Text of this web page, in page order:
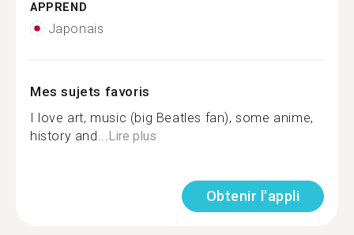
APPREND
Japonais
Mes sujets favoris
I love art, music (big Beatles fan), some anime,
history and... Lire plus
Obtenir l'appli